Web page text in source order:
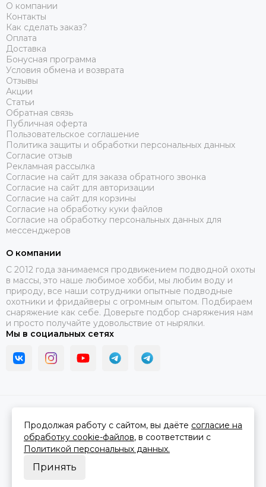
О компании
Контакты
Как сделать заказ?
Оплата
Доставка
Бонусная программа
Условия обмена и возврата
Отзывы
Акции
Статьи
Обратная связь
Публичная оферта
Пользовательское соглашение
Политика защиты и обработки персональных данных
Согласие отзыв
Рекламная рассылка
Согласие на сайт для заказа обратного звонка
Согласие на сайт для авторизации
Согласие на сайт для корзины
Согласие на обработку куки файлов
Согласие на обработку персональных данных для
мессенджеров
О компании
C 2012 года занимаемся продвижением подводной охоты
в массы, это наше любимое хобби, мы любим воду и
природу, все наши сотрудники опытные подводные
охотники и фридайверы с огромным опытом. Подбираем
снаряжение как себе. Доверьте подбор снаряжения нам
и просто получайте удовольствие от нырялки.
Мы в социальных сетях
Сделано вMOSK.STUDIOдля платформыInSales
Продолжая работу с сайтом, вы даёте согласие на
обработку cookie-файлов, в соответствии с
Политикой персональных данных.
Принять